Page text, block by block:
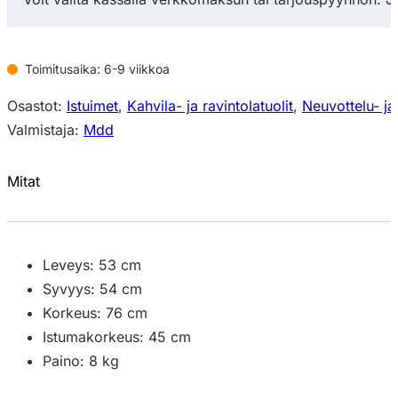
Toimitusaika: 6-9 viikkoa
Osastot: Istuimet, Kahvila- ja ravintolatuolit, Neuvottelu-
Valmistaja: Mdd
Mitat
Leveys: 53 cm
Syvyys: 54 cm
Korkeus: 76 cm
Istumakorkeus: 45 cm
Paino: 8 kg